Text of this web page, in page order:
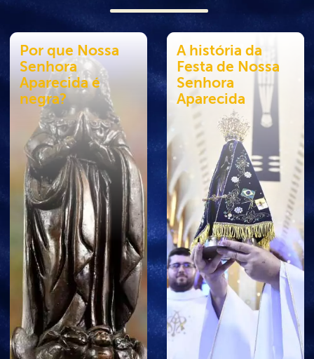
A história da
Festa de Nossa
Senhora
Aparecida
Reveja como foi
a Festa da
Padroeira 2025